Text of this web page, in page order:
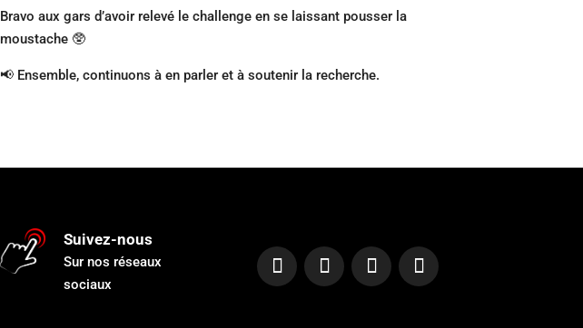
Bravo aux gars d’avoir relevé le challenge en se laissant pousser la
moustache 🥸
📢 Ensemble, continuons à en parler et à soutenir la recherche.
Suivez-nous
Sur nos réseaux
sociaux